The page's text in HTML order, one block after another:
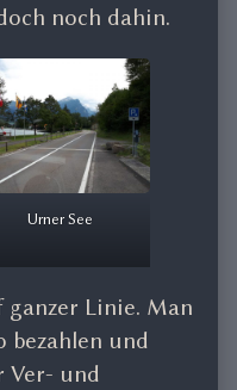
noch dahin.
Urner See
ganzer Linie. Man
bezahlen und
Ver- und